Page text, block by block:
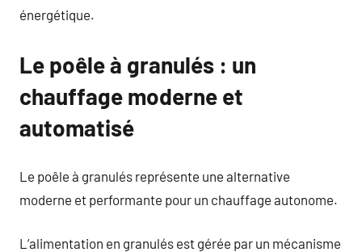
énergétique.
Le poêle à granulés : un
chauffage moderne et
automatisé
Le poêle à granulés représente une alternative
moderne et performante pour un chauffage autonome.
L’alimentation en granulés est gérée par un mécanisme